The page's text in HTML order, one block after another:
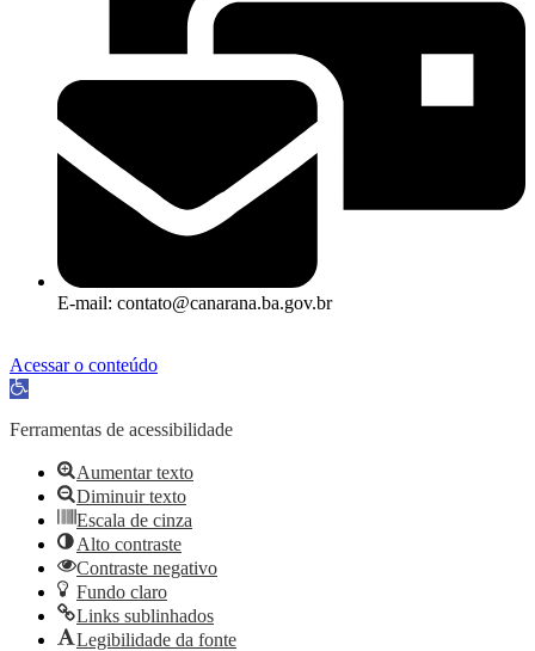
E-mail: contato@canarana.ba.gov.br
Acessar o conteúdo
Abrir a barra de ferramentas
Ferramentas de acessibilidade
Aumentar texto
Diminuir texto
Escala de cinza
Alto contraste
Contraste negativo
Fundo claro
Links sublinhados
Legibilidade da fonte